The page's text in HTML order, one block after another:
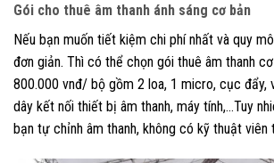
Gói cho thuê âm thanh ánh sáng cơ bản
Nếu bạn muốn tiết kiệm chi phí nhất và quy
đơn giản. Thì có thể chọn gói thuê âm thanh
800.000 vnđ/ bộ gồm 2 loa, 1 micro, cục đẩy,
dây kết nối thiết bị âm thanh, máy tính,…Tuy
bạn tự chỉnh âm thanh, không có kỹ thuật